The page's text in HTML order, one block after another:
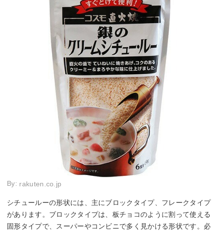
By: rakuten.co.jp
シチュールーの形状には、主にブロックタイプ、フレークタイプ
があります。ブロックタイプは、板チョコのように割って使える
固形タイプで、スーパーやコンビニで多く見かける形状です。必